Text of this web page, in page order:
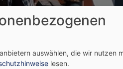
auswählen, die wir nutzen
lesen.